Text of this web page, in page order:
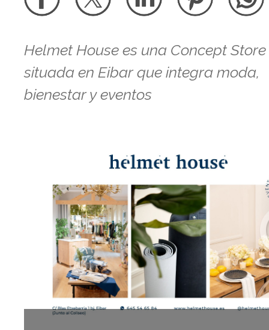
Helmet House es una Concept Store
situada en Eibar que integra moda,
bienestar y eventos
Anterior